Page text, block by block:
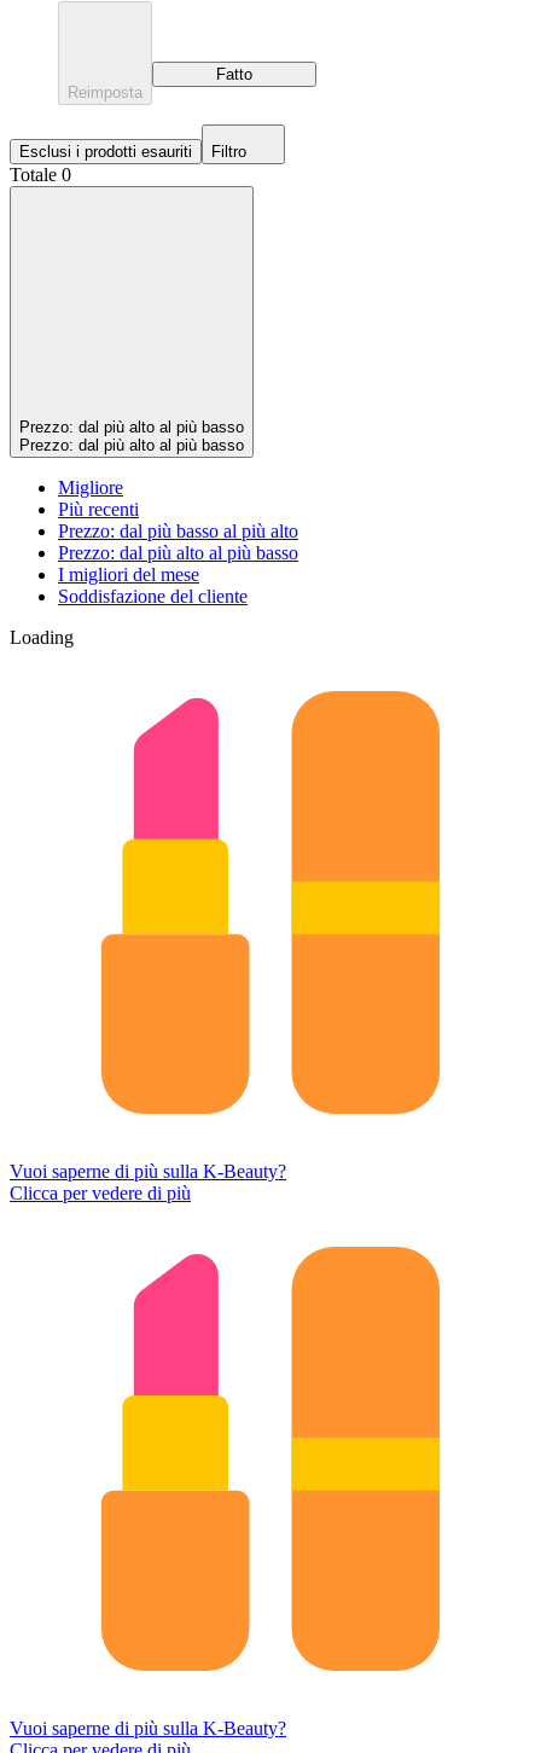
Reimposta
Fatto
Esclusi i prodotti esauriti Filtro
Totale 0
Prezzo: dal più alto al più basso
Prezzo: dal più alto al più basso
Migliore
Più recenti
Prezzo: dal più basso al più alto
Prezzo: dal più alto al più basso
I migliori del mese
Soddisfazione del cliente
Loading
Vuoi saperne di più sulla K-Beauty?
Clicca per vedere di più
Vuoi saperne di più sulla K-Beauty?